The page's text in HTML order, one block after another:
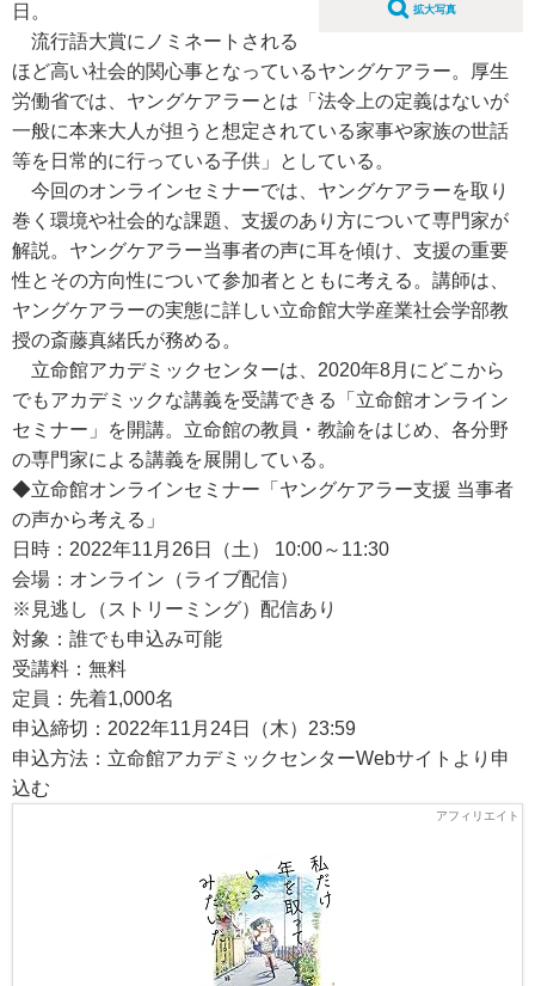
拡大写真
日。
流行語大賞にノミネートされる
ほど高い社会的関心事となっているヤングケアラー。厚生
労働省では、ヤングケアラーとは「法令上の定義はないが
一般に本来大人が担うと想定されている家事や家族の世話
等を日常的に行っている子供」としている。
今回のオンラインセミナーでは、ヤングケアラーを取り
巻く環境や社会的な課題、支援のあり方について専門家が
解説。ヤングケアラー当事者の声に耳を傾け、支援の重要
性とその方向性について参加者とともに考える。講師は、
ヤングケアラーの実態に詳しい立命館大学産業社会学部教
授の斎藤真緒氏が務める。
立命館アカデミックセンターは、2020年8月にどこから
でもアカデミックな講義を受講できる「立命館オンライン
セミナー」を開講。立命館の教員・教諭をはじめ、各分野
の専門家による講義を展開している。
◆立命館オンラインセミナー「ヤングケアラー支援 当事者
の声から考える」
日時：2022年11月26日（土） 10:00～11:30
会場：オンライン（ライブ配信）
※見逃し（ストリーミング）配信あり
対象：誰でも申込み可能
受講料：無料
定員：先着1,000名
申込締切：2022年11月24日（木）23:59
申込方法：立命館アカデミックセンターWebサイトより申
込む